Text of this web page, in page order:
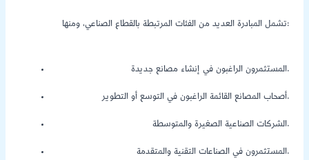
تشمل المبادرة العديد من الفئات المرتبطة بالقطاع الصناعي، ومنها:
المستثمرون الراغبون في إنشاء مصانع جديدة.
أصحاب المصانع القائمة الراغبون في التوسع أو التطوير.
الشركات الصناعية الصغيرة والمتوسطة.
المستثمرون في الصناعات التقنية والمتقدمة.